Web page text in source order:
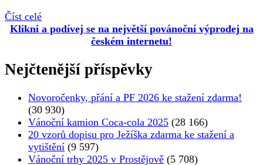
Číst celé
Klikni a podívej se na největší povánoční výprodej na
českém internetu!
Nejčtenější příspěvky
Novoročenky, přání a PF 2026 ke stažení zdarma!
(30 930)
Vánoční kamion Coca-cola 2025 (28 166)
20 vzorů dopisu pro Ježíška zdarma ke stažení a
vytištění (9 597)
Vánoční trhy 2025 v Prostějově (5 708)